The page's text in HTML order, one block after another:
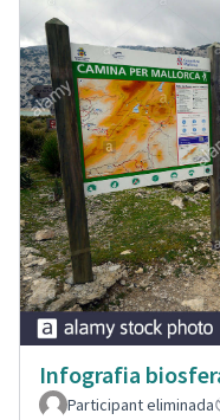
Infografia
Participant eliminada